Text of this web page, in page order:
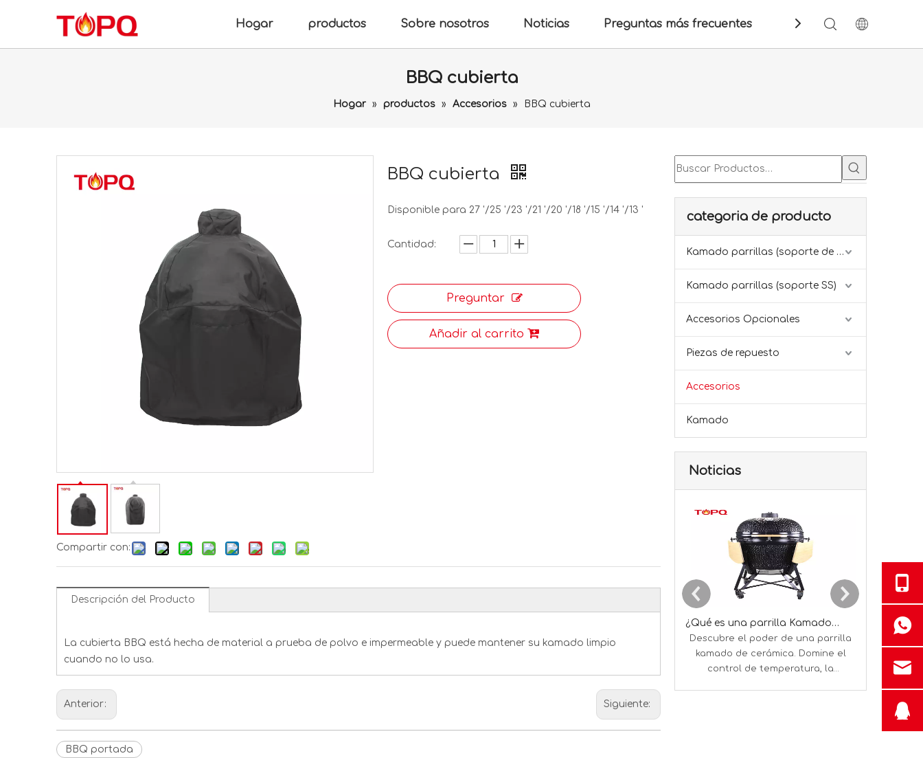
Hogar productos Sobre nosotros Noticias Preguntas más frecuentes Contáctenos
BBQ cubierta
Hogar » productos » Accesorios » BBQ cubierta
Compartir con:
BBQ cubierta
Disponible para 27 '/25 '/23 '/21 '/20 '/18 '/15 '/14 '/13 '
Cantidad:
Preguntar
Añadir al carrito
Descripción del Producto
La cubierta BBQ está hecha de material a prueba de polvo e impermeable y puede mantener su kamado limpio
cuando no lo usa.
Anterior: Siguiente:
BBQ portada
categoria de producto
Kamado parrillas (soporte de hierro)
Kamado parrillas (soporte SS)
Accesorios Opcionales
Piezas de repuesto
Accesorios
Kamado
Noticias
¿Qué es una parrilla Kamado y cómo funciona?
Descubre el poder de una parrilla
kamado de cerámica. Domine el
control de temperatura, la
Conozca
< >